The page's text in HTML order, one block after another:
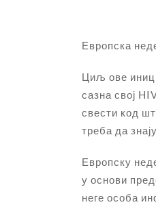
Европска
Циљ ове
сазна свој
свести код
треба да
Европску
у основи
неге особа